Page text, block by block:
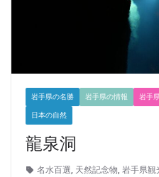
岩手県の名勝 岩手県の情報 岩手
日本の自然
龍泉洞
名水百選 天然記念物 岩手県観